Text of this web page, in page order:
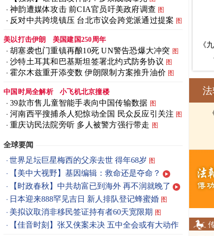
神韵遭媒体攻击 前CIA官员吁美政府调查 图
反对中共跨境镇压 台北市议会跨党派通过提案 图
美以打击伊朗 美国建国250周年
胡塞袭也门重镇再酿10死 UN警告恐爆大冲突 图
沙特土耳其和巴基斯坦签署北约式防务协议 图
霍尔木兹重开添变数 伊朗限制方案推升油价 图
中国时局全解析 小飞机北京撞楼
39款市售儿童智能手表向中国传输数据 图
河南西平搜捕杀人犯惊动全国 民众反应引关注 图
重庆访民法院旁听 多人被警方强行带走 图
全球要闻
世界足坛巨星梅西的父亲去世 得年68岁 图
【美中大视野】基因编辑：救命还是夺命？
【时政春秋】中共劫富已到海外 再不润就晚了
日本迎来888罕见吉日 新人排队登记蜂蜜婚 图
美拟议取消非移民签证持有者60天宽限期 图
【佳音时刻】张又侠案未决 五中全会或有大动作
《